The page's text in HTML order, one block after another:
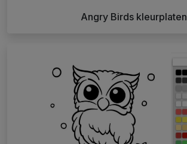
Angry Birds kleurplaten